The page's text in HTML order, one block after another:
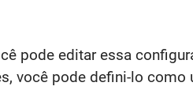
pode editar essa
você pode defini-lo como